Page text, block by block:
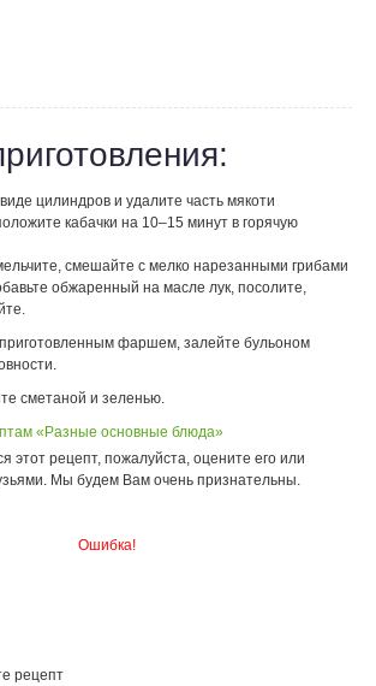
цилиндров и удалите часть мякоти
кабачки на 10–15 минут в горячую
смешайте с мелко нарезанными грибами
обжаренный на масле лук, посолите,
фаршем, залейте бульоном
сметаной и зеленью.
«Разные основные блюда»
этот рецепт, пожалуйста, оцените его или
Мы будем Вам очень признательны.
Ошибка!
рецепт